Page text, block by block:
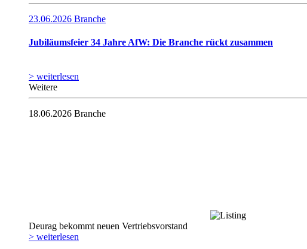
23.06.2026 Branche
Jubiläumsfeier 34 Jahre AfW: Die Branche rückt zusammen
> weiterlesen
Weitere
18.06.2026 Branche
Deurag bekommt neuen Vertriebsvorstand
> weiterlesen